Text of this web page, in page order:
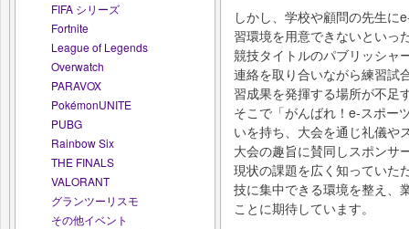
FIFA シリーズ
Fortnite
League of Legends
Overwatch
PARAVOX
PokémonUNITE
PUBG
Rainbow Six
THE FINALS
VALORANT
グランツーリスモ
その他イベント
しかし、学校や顧問の先生に
習環境を用意できないといっ
競技タイトルのパブリッシャ
連絡を取り合いながら練習試
習成果を発揮する場所が不足
そこで「がんばれ！e-スポー
いを持ち、大会を通じ礼儀や
⼤会の趣旨に賛同しスポンサ
現状の課題を広く知っていた
技に集中できる環境を整え、
ことに期待しています。